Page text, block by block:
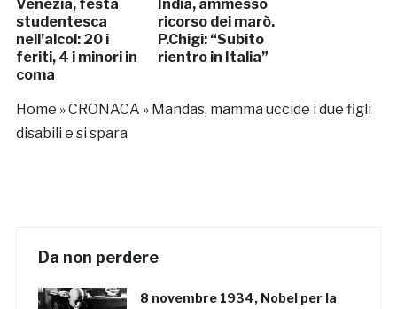
Venezia, festa
studentesca
nell’alcol: 20 i
feriti, 4 i minori in
coma
India, ammesso
ricorso dei marò.
P.Chigi: “Subito
rientro in Italia”
Home »CRONACA » Mandas, mamma uccide i due figli
disabili e si spara
Da non perdere
8 novembre 1934, Nobel per la